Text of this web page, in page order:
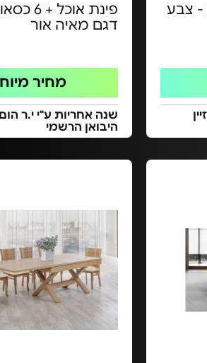
- צבע
פינת
דגם מאיה אור
מחיר
שנה אחריות ע"י י.ר הום
היבואן הרשמי